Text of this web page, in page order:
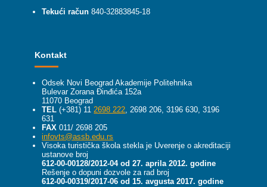
Tekući račun 840-32883845-18
Kontakt
Odsek Novi Beograd Akademije Politehnika
Bulevar Zorana Đinđića 152a
11070 Beograd
TEL (+381) 112698 222, 2698 206, 3196 630, 3196
631
FAX 011/ 2698 205
infovts@assb.edu.rs
Visoka turistička škola stekla je Uverenje o akreditaciji
ustanove broj
612-00-00128/2012-04 od 27. aprila 2012. godine
Rešenje o dopuni dozvole za rad broj
612-00-00319/2017-06 od 15. avgusta 2017. godine